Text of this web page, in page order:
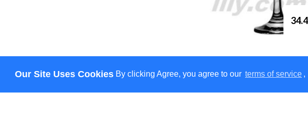
Our Site Uses Cookies By clicking Agree, you agree to our terms of service ,